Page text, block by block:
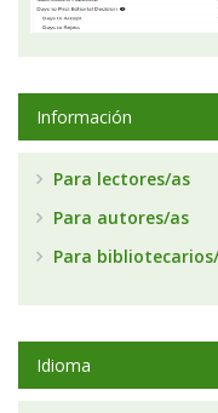
Información
Para lectores/as
Para autores/as
Para
Idioma